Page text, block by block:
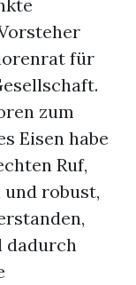
für
zum
Eisen habe
Ruf,
robust,
dadurch